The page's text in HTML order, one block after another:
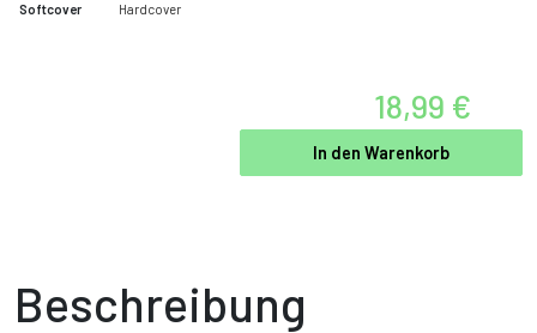
Softcover Hardcover
18,99 €
In den Warenkorb
Beschreibung